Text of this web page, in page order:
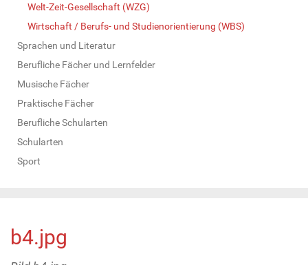
Welt-Zeit-Gesellschaft (WZG)
Wirtschaft / Berufs- und Studienorientierung (WBS)
Sprachen und Literatur
Berufliche Fächer und Lernfelder
Musische Fächer
Praktische Fächer
Berufliche Schularten
Schularten
Sport
b4.jpg